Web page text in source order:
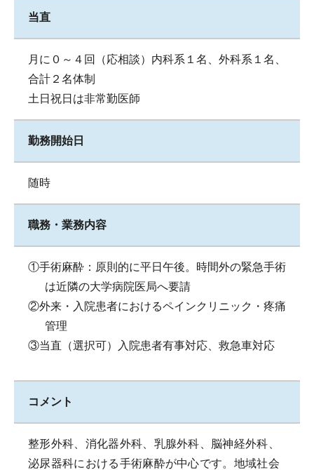
当直
月に０～４回（応相談）内科系１名、外科系１名、
合計２名体制
土日祝日は非常勤医師
勤務開始日
随時
職務・業務内容
①手術麻酔：原則的に平日午後。時間外の緊急手術
は近隣の大学病院医局へ要請
②外来・入院患者におけるペインクリニック・疼痛
管理
③当直（選択可）入院患者有事対応、救急車対応
コメント
整形外科、消化器外科、乳腺外科、脳神経外科、
泌尿器科における手術麻酔が中心です。地域社会